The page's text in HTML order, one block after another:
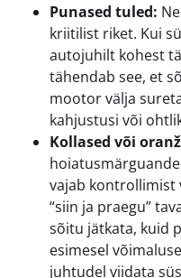
Punased tuled:
kriitilist riket. Kui
autojuhilt kohest
tähendab see, et
mootor välja
kahjustusi või
Kollased või
vajab kontrollimist
“siin ja praegu”
sõitu jätkata, kuid
esimesel
juhtudel viidata